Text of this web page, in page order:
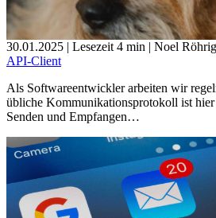
30.01.2025 | Lesezeit 4 min | Noel Röhrig
API-Client
Als Softwareentwickler arbeiten wir
übliche Kommunikationsprotokoll ist
Senden und Empfangen…